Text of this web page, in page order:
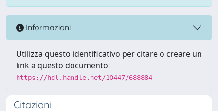
Informazioni
Utilizza questo identificativo per citare o creare un
link a questo documento:
https://hdl.handle.net/10447/688884
Citazioni